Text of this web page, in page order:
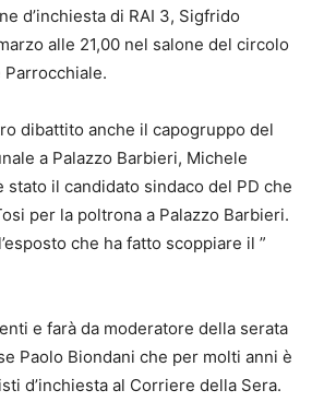
d’inchiesta di RAI 3, Sigfrido
alle 21,00 nel salone del circolo
dibattito anche il capogruppo del
a Palazzo Barbieri, Michele
il candidato sindaco del PD che
per la poltrona a Palazzo Barbieri.
che ha fatto scoppiare il ”
e farà da moderatore della serata
Paolo Biondani che per molti anni è
d’inchiesta al Corriere della Sera.